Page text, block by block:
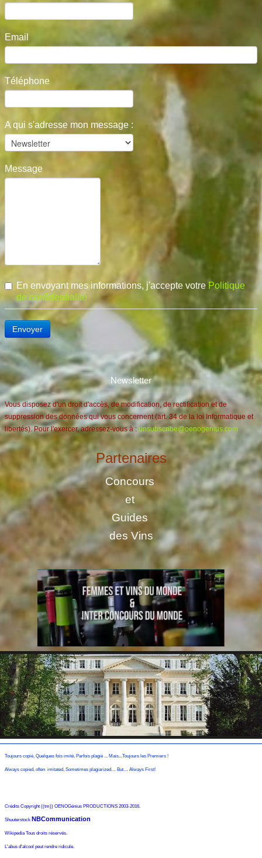
Email
Téléphone
A qui s'adresse mon message :
Message
En envoyant mes informations, j'accepte votrePolitique
de confidentialité
Envoyer
Newsletter
Vous disposez d'un droit d'accès, de modification, de rectification et de
suppression des données qui vous concernent (art. 34 de la loi Informatique et
libertés). Pour l'exercer, adressez-vous à : unsubscribe@oenogenius.com
Partenaires
Concours
et
Guides
des Vins
Toujours copié, Quelques fois imité, Parfois plagié ... Mais...Toujours les Premiers !
Always copied, often imitated, Sometimes plagiarized… But… Always First!
Crédits Copyright ((tm)) OENOGénius PRODUCTIONS 2003-2016.
Shuuterstock NBCommunication
Wikipedia Tous droits réservés.
L'abus d'alcool peut rendre ridicule.